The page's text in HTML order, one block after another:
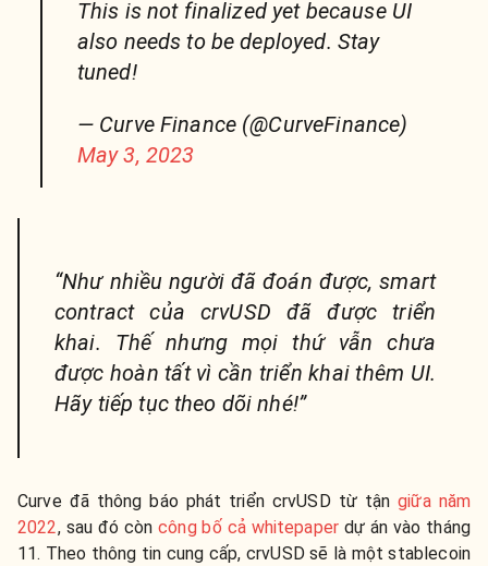
This is not finalized yet because UI
also needs to be deployed. Stay
tuned!
— Curve Finance (@CurveFinance)
May 3, 2023
“Như nhiều người đã đoán được, smart
contract của crvUSD đã được triển
khai. Thế nhưng mọi thứ vẫn chưa
được hoàn tất vì cần triển khai thêm UI.
Hãy tiếp tục theo dõi nhé!”
Curve đã thông báo phát triển crvUSD từ tậngiữa năm
2022, sau đó còncông bố cả whitepaper dự án vào tháng
11. Theo thông tin cung cấp, crvUSD sẽ là một stablecoin